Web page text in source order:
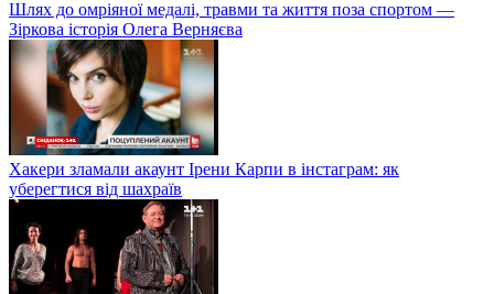
Шлях до омріяної медалі, травми та життя поза спортом —
Зіркова історія Олега Верняєва
Хакери зламали акаунт Ірени Карпи в інстаграм: як
уберегтися від шахраїв